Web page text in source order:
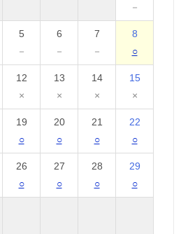
－
5
－
6
－
7
－
8
○
12
×
13
×
14
×
15
×
19
○
20
○
21
○
22
○
26
○
27
○
28
○
29
○